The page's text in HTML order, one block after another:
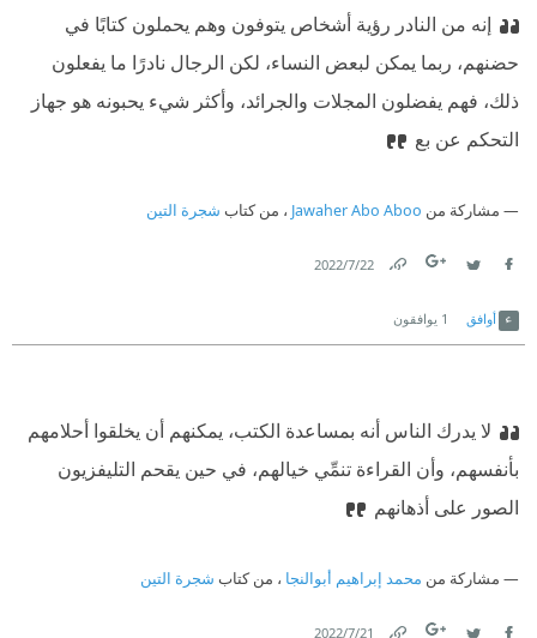
إنه من النادر رؤية أشخاص يتوفون وهم يحملون كتابًا في
حضنهم، ربما يمكن لبعض النساء، لكن الرجال نادرًا ما يفعلون
ذلك، فهم يفضلون المجلات والجرائد، وأكثر شيء يحبونه هو جهاز
التحكم عن بع
مشاركة من Jawaher Abo Aboo ، من كتاب شجرة التين
22‏/7‏/2022
أوافق 1 يوافقون
لا يدرك الناس أنه بمساعدة الكتب، يمكنهم أن يخلقوا أحلامهم
بأنفسهم، وأن القراءة تنمِّي خيالهم، في حين يقحم التليفزيون
الصور على أذهانهم
مشاركة من محمد إبراهيم أبوالنجا ، من كتاب شجرة التين
21‏/7‏/2022